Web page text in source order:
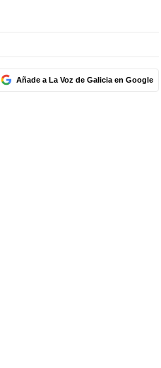
Añade a La Voz de Galicia en Google